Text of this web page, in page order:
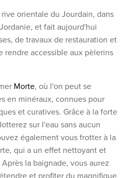
orientale du Jourdain, dans
et fait aujourd'hui
de travaux de restauration et
rendre accessible aux pèlerins
Morte, où l'on peut se
en minéraux, connues pour
et curatives. Grâce à la forte
sur l'eau sans aucun
également vous frotter à la
qui a un effet nettoyant et
la baignade, vous aurez